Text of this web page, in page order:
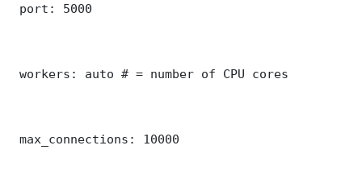
port: 5000
workers: auto # = number of CPU cores
max_connections: 10000